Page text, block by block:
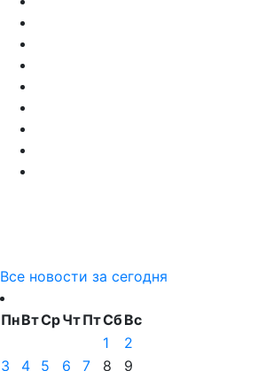
Все новости за сегодня
ПнВтСрЧтПтСбВс
1
2
3
4 5 6 7 8
9